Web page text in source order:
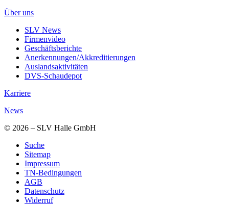
Über uns
SLV News
Firmenvideo
Geschäftsberichte
Anerkennungen/Akkreditierungen
Auslandsaktivitäten
DVS-Schaudepot
Karriere
News
© 2026 – SLV Halle GmbH
Suche
Sitemap
Impressum
TN-Bedingungen
AGB
Datenschutz
Widerruf